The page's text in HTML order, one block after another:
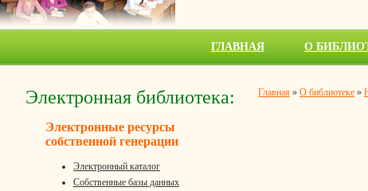
ГЛАВНАЯ О
Электронная библиотека:
Электронные ресурсы
собственной генерации
Электронный каталог
Собственные базы данных
Главная » О библиотеке »